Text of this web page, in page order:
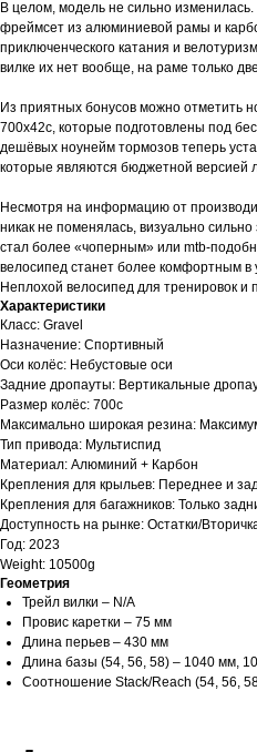
В целом, модель не сильно
фреймсет из алюминиевой рамы и
приключенческого катания и
вилке их нет вообще, на раме только
Из приятных бонусов можно отметить
700х42с, которые подготовлены под
дешёвых ноунейм тормозов теперь
которые являются бюджетной версией
Несмотря на информацию от
никак не поменялась, визуально сильно
стал более «чоперным» или mtb-
велосипед станет более комфортным
Неплохой велосипед для тренировок и
Характеристики
Класс: Gravel
Назначение: Спортивный
Оси колёс: Небустовые оси
Задние дропауты: Вертикальные
Размер колёс: 700c
Максимально широкая резина:
Тип привода: Мультиспид
Материал: Алюминий + Карбон
Крепления для крыльев: Переднее и
Крепления для багажников: Только
Доступность на рынке: Остатки/
Год: 2023
Weight: 10500g
Геометрия
Трейл вилки – N/A
Провис каретки – 75 мм
Длина перьев – 430 мм
Длина базы (54, 56, 58) – 1040 мм,
Соотношение Stack/Reach (54, 56,